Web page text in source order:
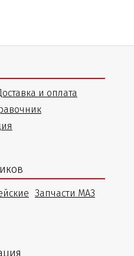
и оплата
Запчасти МАЗ